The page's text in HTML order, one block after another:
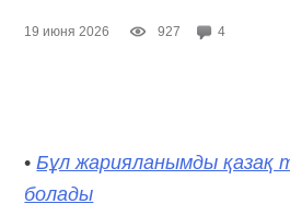
19 июня 2026 927 4
•Бұл жарияланымды қазақ
болады